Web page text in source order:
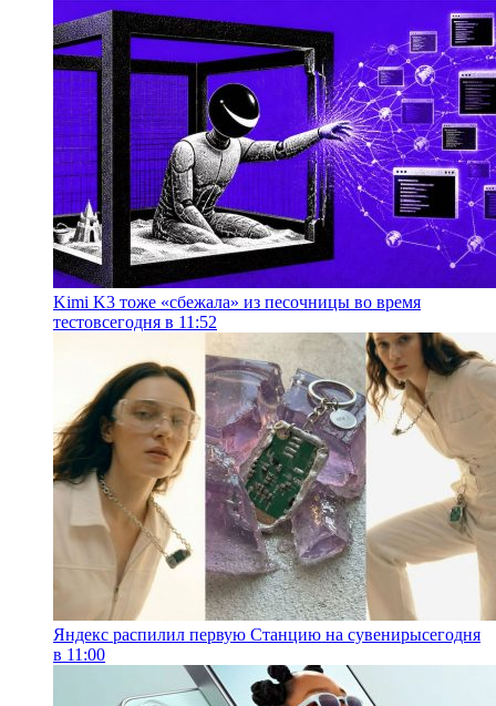
Kimi K3 тоже «сбежала» из песочницы во время
тестовсегодня в 11:52
Яндекс распилил первую Станцию на сувенирысегодня
в 11:00